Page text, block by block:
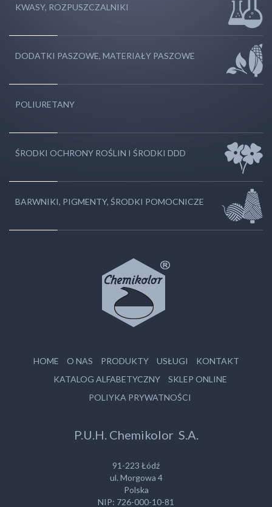
KWASY, ROZPUSZCZALNIKI
DODATKI PASZOWE, MATERIAŁY PASZOWE
POLIURETANY
ŚRODKI OCHRONY ROŚLIN I ŚRODKI DDD
BARWNIKI, PIGMENTY, ŚRODKI POMOCNICZE
HOME O NAS PRODUKTY USŁUGI
KONTAKT
KATALOG ALFABETYCZNY
SKLEP ONLINE
POLIYKA PRYWATNOŚCI
P.U.H. Chemikolor S.A.
91-223 Łódź
ul. Morgowa 4
Polska
NIP: 726-000-10-81